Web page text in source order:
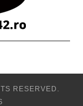
RESERVED.